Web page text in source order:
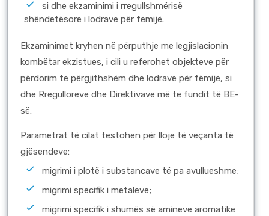
si dhe ekzaminimi i rregullshmërisë
shëndetësore i lodrave për fëmijë.
Ekzaminimet kryhen në përputhje me legjislacionin
kombëtar ekzistues, i cili u referohet objekteve për
përdorim të përgjithshëm dhe lodrave për fëmijë, si
dhe Rregulloreve dhe Direktivave më të fundit të BE-
së.
Parametrat të cilat testohen për lloje të veçanta të
gjësendeve:
migrimi i plotë i substancave të pa avullueshme;
migrimi specifik i metaleve;
migrimi specifik i shumës së amineve aromatike